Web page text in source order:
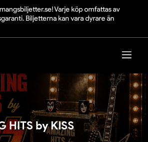
Varje köp omfattas av
Biljetterna kan vara dyrare än
HITS by KISS